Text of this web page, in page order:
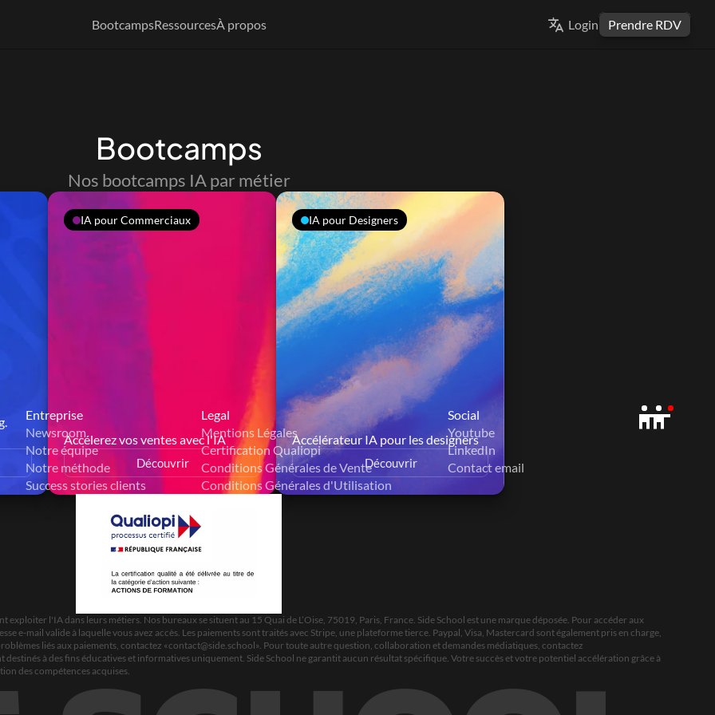
Bootcamps
Nos bootcamps IA par métier
IA pour Commerciaux
Accélerez vos ventes avec l'IA
Découvrir
IA pour Designers
Accélérateur IA pour les designers
Découvrir
BootcampsRessourcesÀ propos
Select Language
FRENCH
Login Prendre RDV
Entreprise
Newsroom
Notre équipe
Notre méthode
Success stories clients
Legal
Mentions Légales
Certification Qualiopi
Conditions Générales de Vente
Conditions Générales d'Utilisation
Social
Youtube
LinkedIn
Contact email
exploiter l'IA dans leurs métiers. Nos bureaux se situent au 15 Quai de L’Oise, 75019, Paris, France. Side School est une marque déposée. Pour accéder aux
e-mail valide à laquelle vous avez accès. Les paiements sont traités avec Stripe, une plateforme tierce. Paypal, Visa, Mastercard sont également pris en charge,
liés aux paiements, contactez «contact@side.school». Pour toute autre question, collaboration et demandes médiatiques, contactez
destinés à des fins éducatives et informatives uniquement. Side School ne garantit aucun résultat spécifique. Votre succès et votre potentiel accélération grâce à
des compétences acquises.